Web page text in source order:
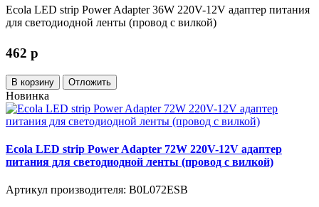
Ecola LED strip Power Adapter 36W 220V-12V адаптер питания
для светодиодной ленты (провод с вилкой)
462 p
В корзину Отложить
Новинка
Ecola LED strip Power Adapter 72W 220V-12V адаптер
питания для светодиодной ленты (провод с вилкой)
Артикул производителя: B0L072ESB